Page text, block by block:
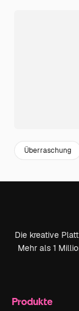
Überraschung
Die kreative
Mehr als 1
Produkte